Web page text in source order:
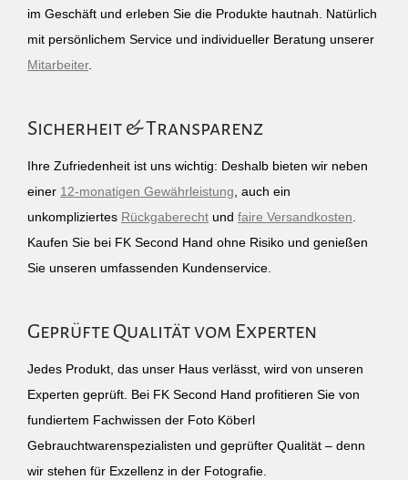
im Geschäft und erleben Sie die Produkte hautnah. Natürlich
mit persönlichem Service und individueller Beratung unserer
Mitarbeiter.
Sicherheit & Transparenz
Ihre Zufriedenheit ist uns wichtig: Deshalb bieten wir neben
einer 12-monatigen Gewährleistung , auch ein
unkompliziertes Rückgaberecht und faire Versandkosten
Kaufen Sie bei FK Second Hand ohne Risiko und genießen
Sie unseren umfassenden Kundenservice.
Geprüfte Qualität vom Experten
Jedes Produkt, das unser Haus verlässt, wird von unseren
Experten geprüft. Bei FK Second Hand profitieren Sie von
fundiertem Fachwissen der Foto Köberl
Gebrauchtwarenspezialisten und geprüfter Qualität – denn
wir stehen für Exzellenz in der Fotografie.